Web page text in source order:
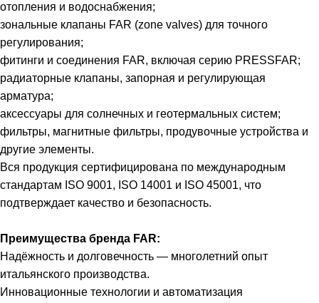
отопления и водоснабжения;
зональные клапаны FAR (zone valves) для точного
регулирования;
фитинги и соединения FAR, включая серию PRESSFAR;
радиаторные клапаны, запорная и регулирующая
арматура;
аксессуары для солнечных и геотермальных систем;
фильтры, магнитные фильтры, продувочные устройства и
другие элементы.
Вся продукция сертифицирована по международным
стандартам ISO 9001, ISO 14001 и ISO 45001, что
подтверждает качество и безопасность.
Преимущества бренда FAR:
Надёжность и долговечность — многолетний опыт
итальянского производства.
Инновационные технологии и автоматизация